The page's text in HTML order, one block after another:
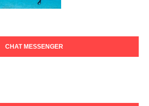
CHAT MESSENGER